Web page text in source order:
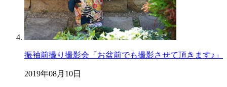
振袖前撮り撮影会「お盆前でも撮影させて頂きます♪」
2019年08月10日